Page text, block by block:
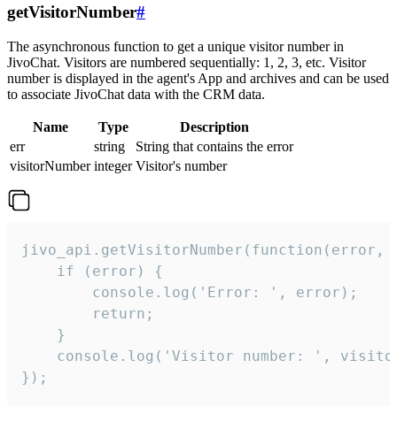
getVisitorNumber#
The asynchronous function to get a unique visitor number in
JivoChat. Visitors are numbered sequentially: 1, 2, 3, etc. Visitor
number is displayed in the agent's App and archives and can be used
to associate JivoChat data with the CRM data.
Name Type
Description
err
string
String that contains the error
visitorNumber integer Visitor's number
jivo_api.getVisitorNumber(function(error,
    if (error) {
        console.log('Error: ', error);
        return;
    }
console.log('Visitor number: ',
});